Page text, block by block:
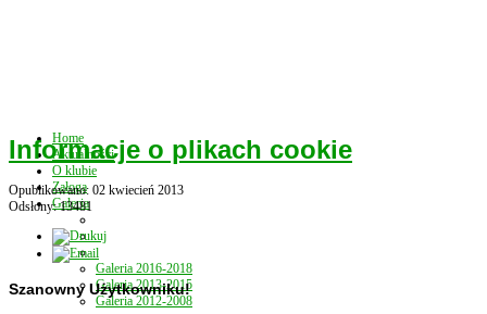
Home
Aktualności
O klubie
Załoga
Galeria
Galeria 2016-2018
Galeria 2013-2015
Galeria 2012-2008
Informacje o plikach cookie
Opublikowano: 02 kwiecień 2013
Odsłony: 13481
Szanowny Użytkowniku!